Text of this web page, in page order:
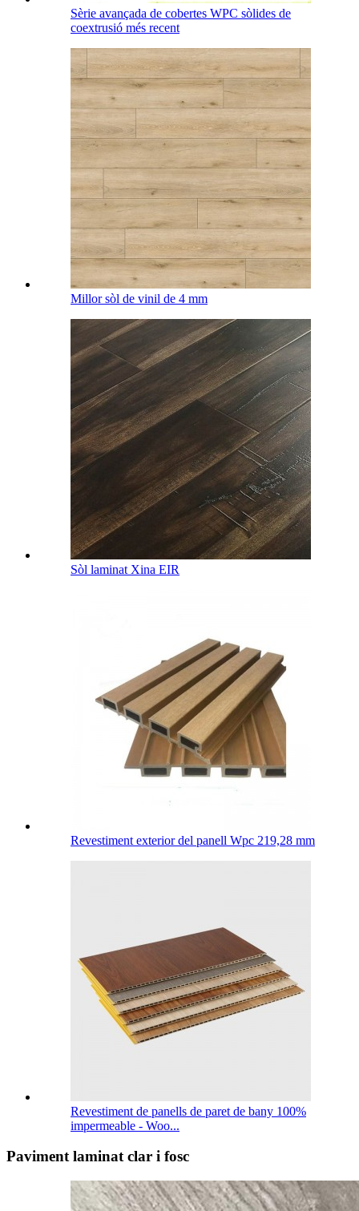
Sèrie avançada de cobertes WPC sòlides de
coextrusió més recent
Millor sòl de vinil de 4 mm
Sòl laminat Xina EIR
Revestiment exterior del panell Wpc 219,28 mm
Revestiment de panells de paret de bany 100%
impermeable - Woo...
Paviment laminat clar i fosc